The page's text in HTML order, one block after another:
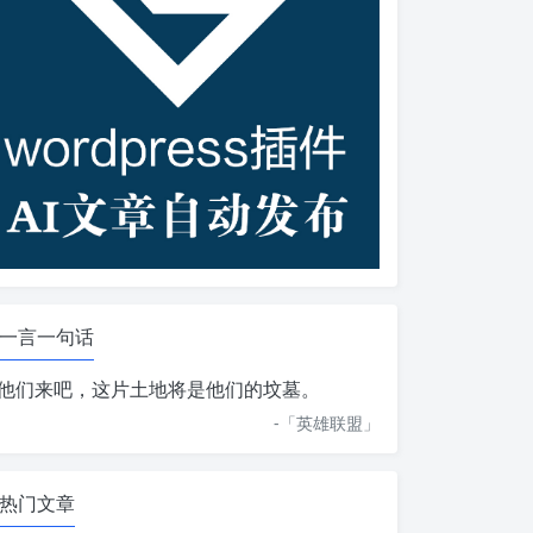
一言一句话
们来吧，这片土地将是他们的坟墓。
-「英雄联盟 」
热门文章